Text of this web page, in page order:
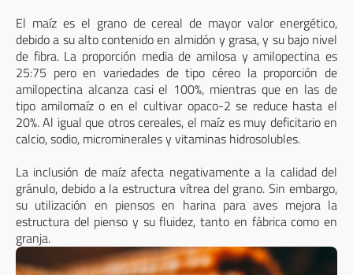
El maíz es el grano de cereal de mayor valor energético,
debido a su alto contenido en almidón y grasa, y su bajo nivel
de fibra. La proporción media de amilosa y amilopectina es
25:75 pero en variedades de tipo céreo la proporción de
amilopectina alcanza casi el 100%, mientras que en las de
tipo amilomaíz o en el cultivar opaco-2 se reduce hasta el
20%. Al igual que otros cereales, el maíz es muy deficitario en
calcio, sodio, microminerales y vitaminas hidrosolubles.
La inclusión de maíz afecta negativamente a la calidad del
gránulo, debido a la estructura vítrea del grano. Sin embargo,
su utilización en piensos en harina para aves mejora la
estructura del pienso y su fluidez, tanto en fábrica como en
granja.